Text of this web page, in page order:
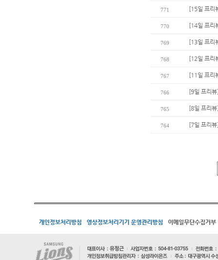
771 [15일 프리
770 [14일 프리
769 [13일 프리
768 [12일 프리
767 [11일 프리
766 [9일 프리
765 [8일 프리
764 [7일 프리
개인정보처리방침 영상정보처리기기 운영관리방침 이메일무단수집거부